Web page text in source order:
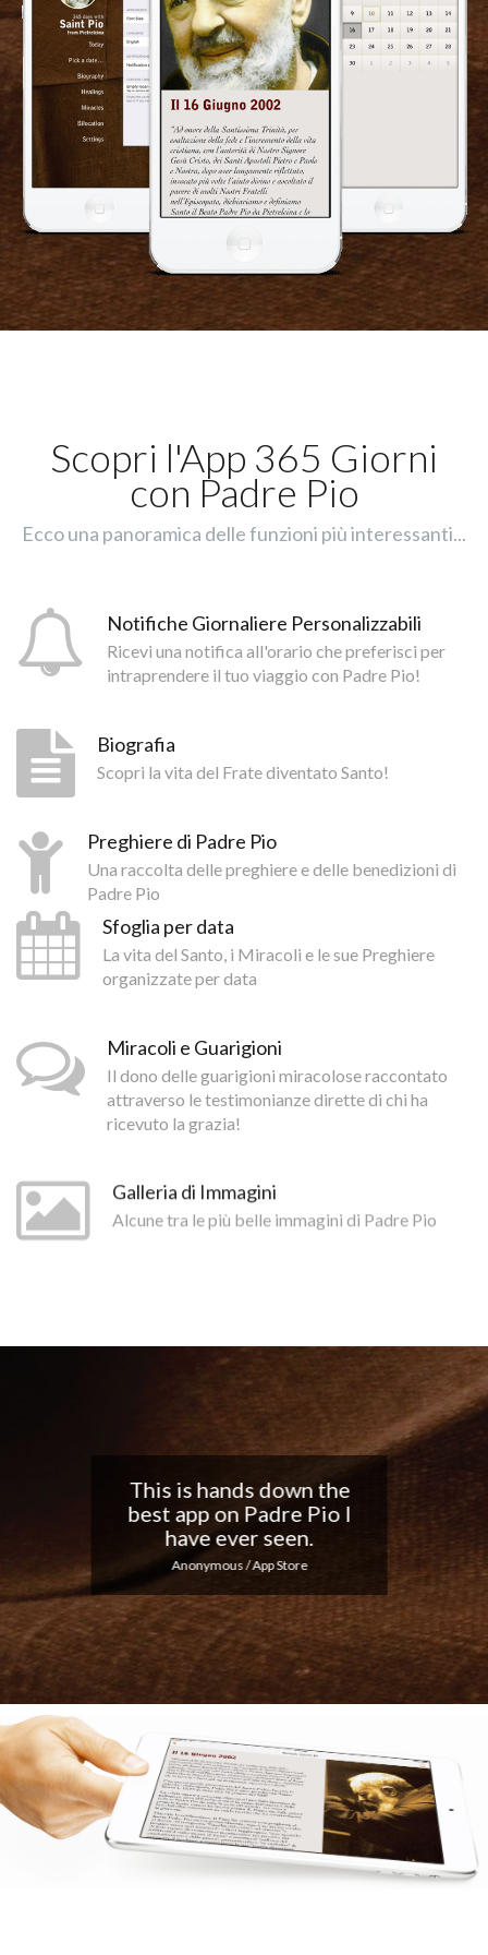
Scopri l'App 365 Giorni
con Padre Pio
Ecco una panoramica delle funzioni più interessanti...
Notifiche Giornaliere Personalizzabili
Ricevi una notifica all'orario che preferisci per
intraprendere il tuo viaggio con Padre Pio!
Biografia
Scopri la vita del Frate diventato Santo!
Preghiere di Padre Pio
Una raccolta delle preghiere e delle benedizioni di
Padre Pio
Sfoglia per data
La vita del Santo, i Miracoli e le sue Preghiere
organizzate per data
Miracoli e Guarigioni
Il dono delle guarigioni miracolose raccontato
attraverso le testimonianze dirette di chi ha
ricevuto la grazia!
Galleria di Immagini
Alcune tra le più belle immagini di Padre Pio
Nice app, I love the
notifications every day...
Keep up the good work!